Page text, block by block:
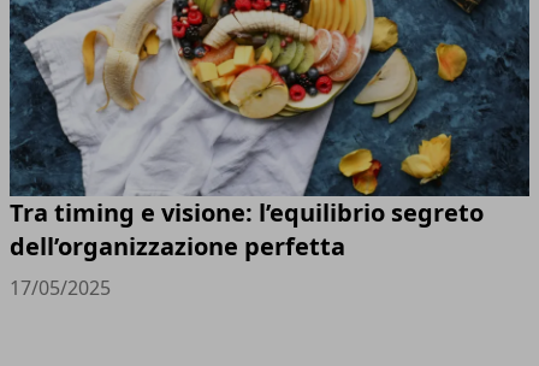
Tra timing e visione: l’equilibrio segreto
dell’organizzazione perfetta
17/05/2025